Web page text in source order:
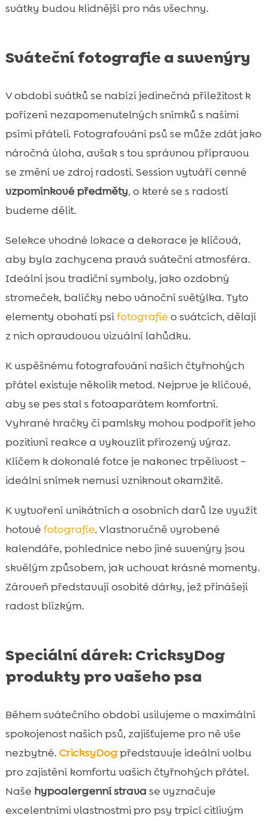
svátky budou klidnější pro nás všechny.
Sváteční fotografie a suvenýry
V období svátků se nabízí jedinečná příležitost k
pořízení nezapomenutelných snímků s našimi
psími přáteli. Fotografování psů se může zdát jako
náročná úloha, avšak s tou správnou přípravou
se změní ve zdroj radosti. Session vytváří cenné
vzpomínkové předměty, o které se s radostí
budeme dělit.
Selekce vhodné lokace a dekorace je klíčová,
aby byla zachycena pravá sváteční atmosféra.
Ideální jsou tradiční symboly, jako ozdobný
stromeček, balíčky nebo vánoční světýlka. Tyto
elementy obohatí psífotografie o svátcích, dělají
z nich opravdovou vizuální lahůdku.
K uspěšnému fotografování našich čtyřnohých
přátel existuje několik metod. Nejprve je klíčové,
aby se pes stal s fotoaparátem komfortní.
Vyhrané hračky či pamlsky mohou podpořit jeho
pozitivní reakce a vykouzlit přirozený výraz.
Klíčem k dokonalé fotce je nakonec trpělivost –
ideální snímek nemusí vzniknout okamžitě.
K vytvoření unikátních a osobních darů lze využít
hotové fotografie. Vlastnoručně vyrobené
kalendáře, pohlednice nebo jiné suvenýry jsou
skvělým způsobem, jak uchovat krásné momenty.
Zároveň představují osobité dárky, jež přinášejí
radost blízkým.
Speciální dárek: CricksyDog
produkty pro vašeho psa
Během svátečního období usilujeme o maximální
spokojenost našich psů, zajišťujeme pro ně vše
nezbytné. CricksyDogpředstavuje ideální volbu
pro zajistění komfortu vašich čtyřnohých přátel.
Naše hypoalergenní strava se vyznačuje
excelentními vlastnostmi pro psy trpící citlivým